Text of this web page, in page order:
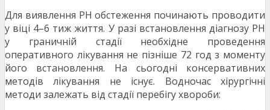
Для виявлення РН обстеження починають проводити
у віці 4–6 тиж життя. У разі встановлення діагнозу РН
у граничній стадії необхідне проведення
оперативного лікування не пізніше 72 год з моменту
його встановлення. На сьогодні консервативних
методів лікування не існує. Водночас хірургічні
методи залежать від стадії перебігу хвороби: